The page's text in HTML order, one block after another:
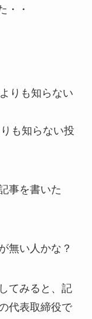
・・
も知らない投
事を書いた
無い人かな？
てみると、記
代表取締役で